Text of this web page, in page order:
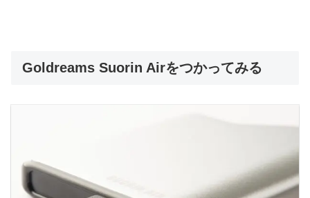
Goldreams Suorin Airをつかってみる